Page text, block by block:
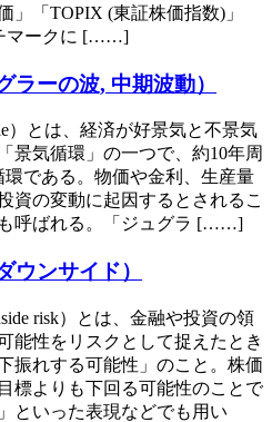
」「TOPIX (東証株価指数)」
マークに [……]
ラーの波, 中期波動）
）とは、経済が好景気と不景気
景気循環」の一つで、約10年周
である。物価や金利、生産量
資の変動に起因するとされるこ
呼ばれる。「ジュグラ [……]
ウンサイド）
risk）とは、金融や投資の領
能性をリスクとして捉えたとき
振れする可能性」のこと。株価
標よりも下回る可能性のことで
といった表現などでも用い